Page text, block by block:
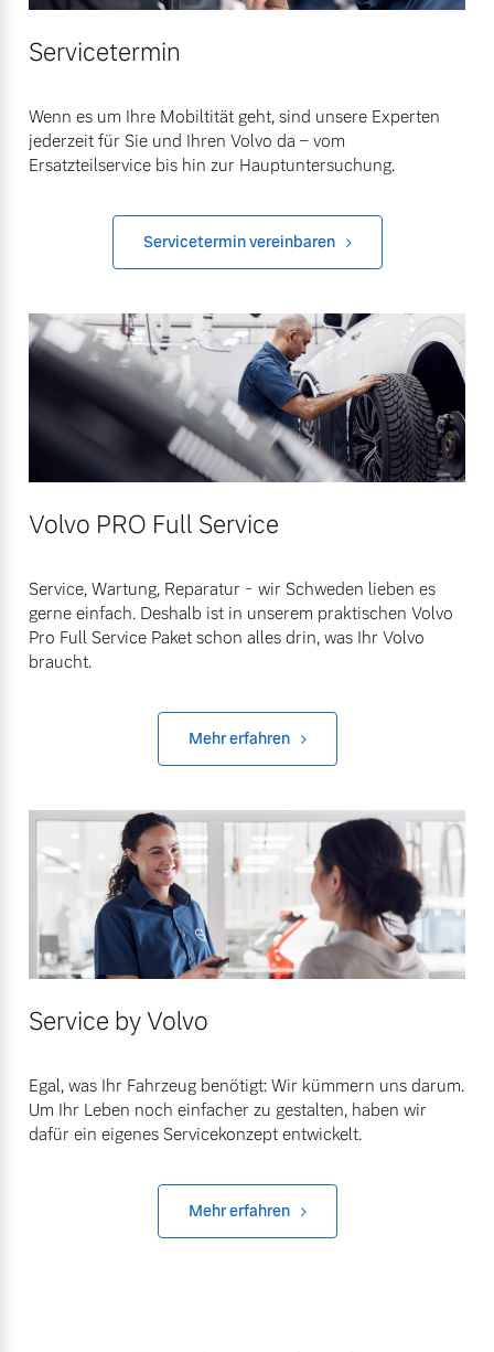
Servicetermin
Wenn es um Ihre Mobiltität geht, sind unsere Experten
jederzeit für Sie und Ihren Volvo da – vom
Ersatzteilservice bis hin zur Hauptuntersuchung.
Servicetermin vereinbaren
Volvo PRO Full Service
Service, Wartung, Reparatur - wir Schweden lieben es
gerne einfach. Deshalb ist in unserem praktischen Volvo
Pro Full Service Paket schon alles drin, was Ihr Volvo
braucht.
Mehr erfahren
Service by Volvo
Egal, was Ihr Fahrzeug benötigt: Wir kümmern uns darum.
Um Ihr Leben noch einfacher zu gestalten, haben wir
dafür ein eigenes Servicekonzept entwickelt.
Mehr erfahren